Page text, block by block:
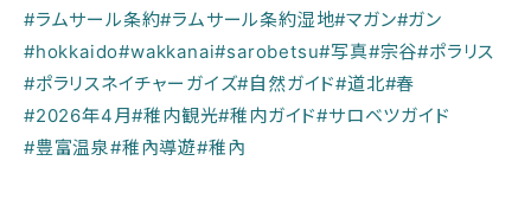
#ラムサール条約#ラムサール条約湿地#マガン#ガン
#hokkaido#wakkanai#sarobetsu#写真#宗谷#ポラリス
#ポラリスネイチャーガイズ#自然ガイド#道北#春
#2026年4月#稚内観光#稚内ガイド#サロベツガイド
#豊富温泉#稚內導遊#稚內